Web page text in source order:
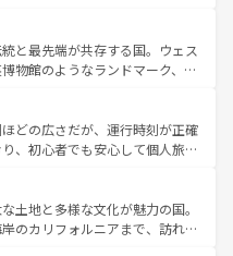
であるランス、プロヴァンスの
、多彩な楽しみ方が可能だ。さ
魅力が溢れており、どの街角に
ぞれで全く異なる文化を体験で
、新着のフランス情報はコンテンツ一覧
歩いても飽きることがない。ベ
エルン州のアルプスの絶景、そ
畑といった風景は必見。ビール
ほしい。 なお、新着の
覧を参照してほしい。
と最先端が共存する国。ウェス
物館のようなランドマーク、歴
る。また、優雅なアフタヌーン
まらない英国パブ、サッカー観
きる体験も豊富。イギリスを旅
。
どの広さだが、運行時刻が正確
、初心者でも安心して個人旅行
、スイスならではのユニークな
光だけでなく町歩きも満喫する
が高いため物価も高いが、旅行
土地と多様な文化が魅力の国。
のカリフォルニアまで、訪れる